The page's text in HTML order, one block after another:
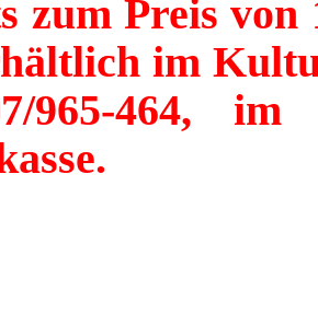
zum Preis
im
965-464,